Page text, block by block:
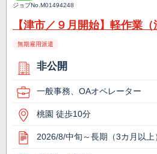
ジョブNo.M01494248
【津市／９月開始】軽作業
無期雇用派遣
非公開
一般事務、OAオペレーター
桃園 徒歩10分
2026/8/中旬～長期（3カ月以上